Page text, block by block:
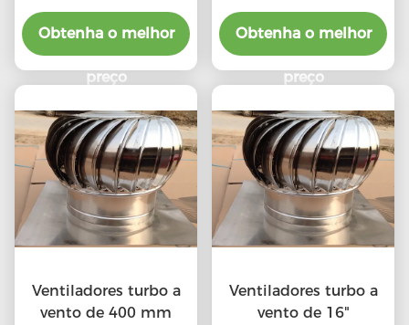
Ventiladores turbo a
vento
Obtenha o melhor
preço
pelo vento
Obtenha o melhor
preço
Ventiladores turbo a
vento de 400 mm
Ventiladores turbo a
vento de 16"